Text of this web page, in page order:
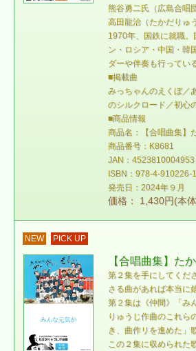
熊谷勇二氏（広島合唱
高田龍治（たかだりゅ
1970年、国鉄に就職
ン・ロシア・中国・韓
ダーや伴奏も行っている
■掲載曲
みっちゃんのえくぼ／
のシルクロード／初心
■商品情報
商品名：【合唱曲集】
商品番号：K8681
JAN：4523810004953
ISBN：978-4-910226-
発売日：2024年９月
価格： 1,430円(本
NEW PICK UP
【合唱曲集】た
第２集を手にしてくだ
さる曲があれば本当に
第２集は《仲間》「み
りゅうじ作曲のこれら
き、曲作リを進めた」
この２集に収められた